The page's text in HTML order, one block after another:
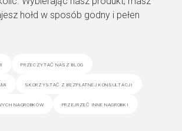
hołd w sposób godny i pełen
przeczytać nasz blog
skorzystać z bezpłatnej konsultacji
nagrobków przejrzeć inne nagrobki